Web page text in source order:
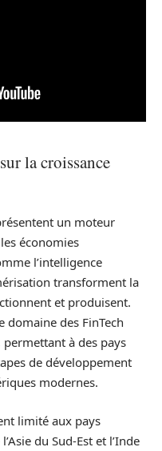
la croissance
un moteur
économies
l’intelligence
transforment la
et produisent.
domaine des FinTech
à des pays
de développement
modernes.
limité aux pays
du Sud-Est et l’Inde